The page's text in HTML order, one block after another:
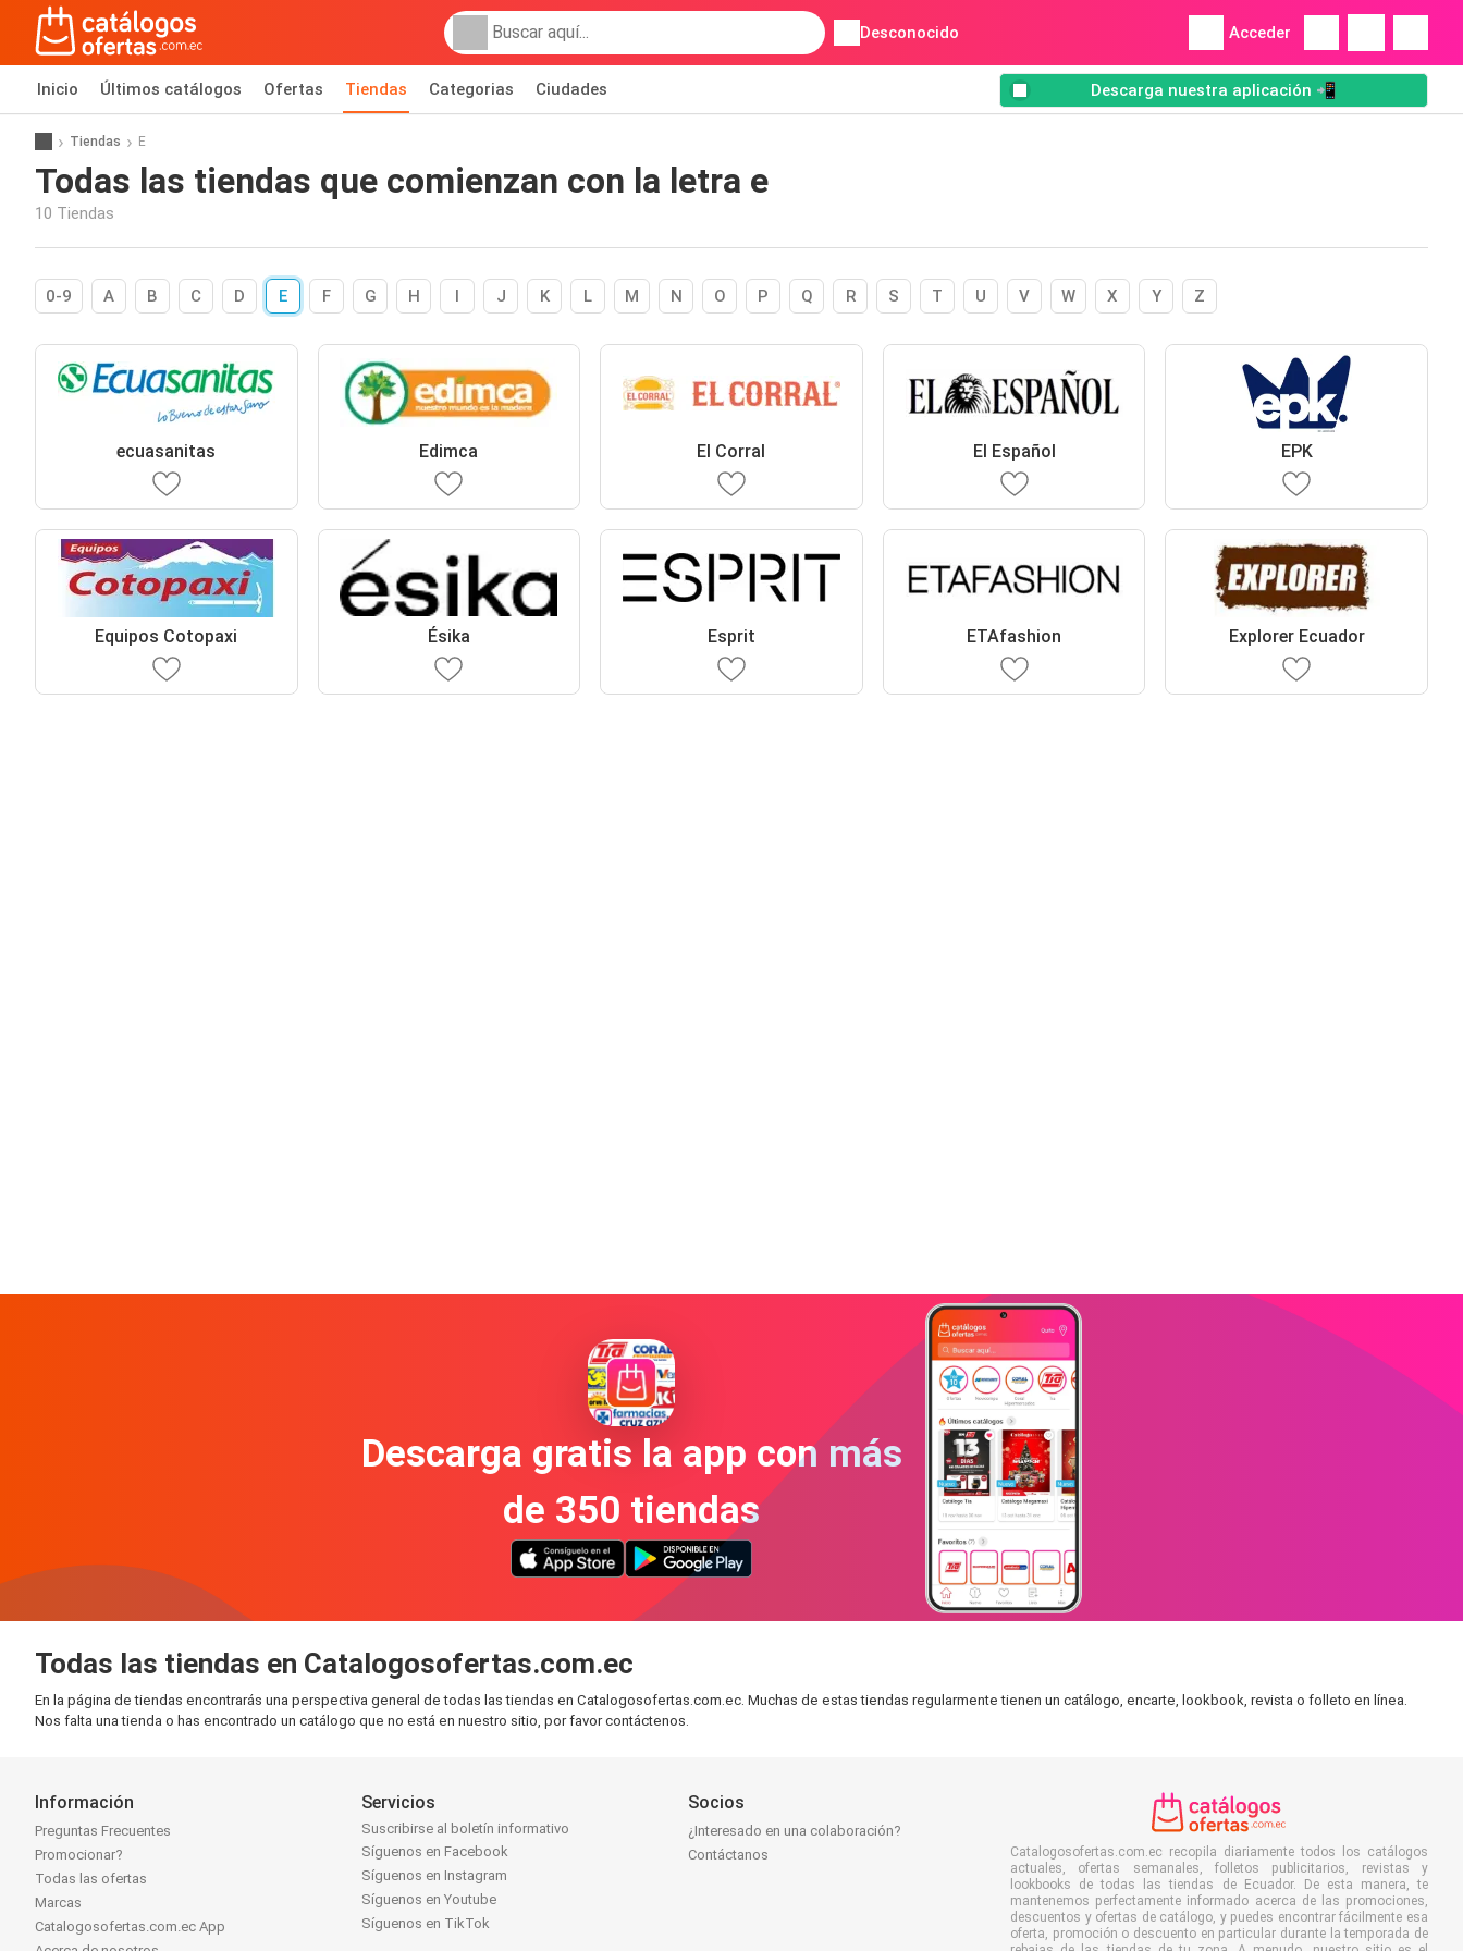
Desconocido Acceder
Inicio Últimos catálogos Ofertas Tiendas Categorias Ciudades Descarga nuestra aplicación 📲
Tiendas E
Todas las tiendas que comienzan con la letra e
10 Tiendas
0-9 A B C D E F G H I J K L M N O P Q R S T U V W X Y Z
ecuasanitas Edimca El Corral El Español EPK
Equipos Cotopaxi Ésika Esprit ETAfashion Explorer Ecuador
Descarga gratis la app con más
de 350 tiendas
Todas las tiendas en Catalogosofertas.com.ec
En la página de tiendas encontrarás una perspectiva general de todas las tiendas en Catalogosofertas.com.ec. Muchas de estas tiendas regularmente tienen un catálogo, encarte, lookbook, revista o folleto en línea.
Nos falta una tienda o has encontrado un catálogo que no está en nuestro sitio, por favor contáctenos.
Información
Preguntas Frecuentes
Promocionar?
Todas las ofertas
Marcas
Catalogosofertas.com.ec App
Servicios
Suscribirse al boletín informativo
Síguenos en Facebook
Síguenos en Instagram
Síguenos en Youtube
Síguenos en TikTok
Socios
¿Interesado en una colaboración?
Contáctanos
Catalogosofertas.com.ec recopila diariamente todos los catálogos
actuales, ofertas semanales, folletos publicitarios, revistas y
lookbooks de todas las tiendas de Ecuador. De esta manera, te
mantenemos perfectamente informado acerca de las promociones,
descuentos y ofertas de catálogo, y puedes encontrar fácilmente esa
oferta, promoción o descuento en particular durante la temporada de